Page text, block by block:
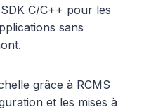
C/C++ pour les
sans
grâce à RCMS
et les mises à